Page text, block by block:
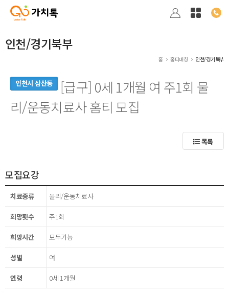
인천/경기북부
홈 홈티매칭 인천/경기북부
인천시 삼산동
[급구] 0세 1개월 여 주1회 물
리/운동치료사 홈티 모집
목록
모집요강
치료종류 물리/운동치료사
희망횟수 주1회
희망시간 모두가능
성별 여
연령 0세 1개월